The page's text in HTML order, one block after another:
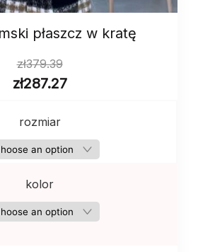
płaszcz w kratę
zł379.39
zł287.27
rozmiar
kolor